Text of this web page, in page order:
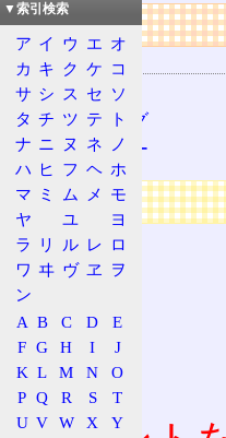
リンク
関連する用語
プログラム
コーディング
プログラマー
広告
▼索引検索
ア イ ウ エ オ
カ キ ク ケ コ
サ シ ス セ ソ
タ チ ツ テ
ト
ナ ニ ヌ ネ
ノ
ハ ヒ フ ヘ ホ
マ ミ ム メ
モ
ヤ
ユ
ヨ
ラ
リ ル レ ロ
ワ ヰ ヴ ヱ
ヲ
ン
A B C D
E
F G H I
J
K L M N
O
P Q R S
T
U V W X
Y